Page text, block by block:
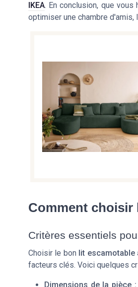
IKEA. En conclusion, que
optimiser une chambre
Comment choisir
Critères essentiels
Choisir le bon lit escamotable
facteurs clés. Voici quelques
Dimensions de la pièce :